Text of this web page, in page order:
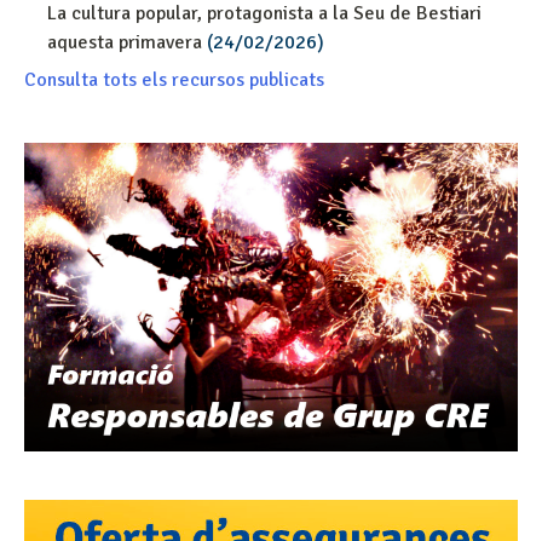
La cultura popular, protagonista a la Seu de Bestiari
aquesta primavera (24/02/2026)
Consulta tots els recursos publicats